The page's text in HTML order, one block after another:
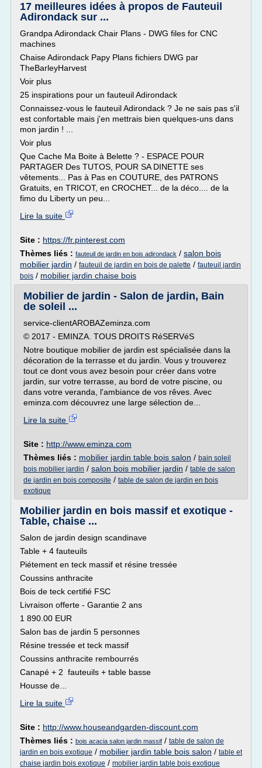
17 meilleures idées à propos de Fauteuil
Adirondack sur ...
Grandpa Adirondack Chair Plans - DWG files for CNC
machines
Chaise Adirondack Papy Plans fichiers DWG par
TheBarleyHarvest
Voir plus
25 inspirations pour un fauteuil Adirondack
Connaissez-vous le fauteuil Adirondack ? Je ne sais pas s'il
est confortable mais j'en mettrais bien quelques-uns dans
mon jardin ! ...
Voir plus
Que Cache Ma Boite à Belette ? - ESPACE POUR
PARTAGER Des TUTOS, POUR SA DINETTE ses
vêtements... Pas à Pas en COUTURE, des PATRONS
Gratuits, en TRICOT, en CROCHET... de la déco.... de la
fimo du Liberty un peu...
Lire la suite
Site : https://fr.pinterest.com
Thèmes liés : fauteuil de jardin en bois adirondack / salon bois
mobilier jardin / fauteuil de jardin en bois de palette / fauteuil jardin
bois / mobilier jardin chaise bois
Mobilier de jardin - Salon de jardin, Bain
de soleil ...
service-clientAROBAZeminza.com
© 2017 - EMINZA. TOUS DROITS RéSERVéS
Notre boutique mobilier de jardin est spécialisée dans la
décoration de la terrasse et du jardin. Vous y trouverez
tout ce dont vous avez besoin pour créer dans votre
jardin, sur votre terrasse, au bord de votre piscine, ou
dans votre veranda, l'ambiance de vos rêves. Avec
eminza.com découvrez une large sélection de...
Lire la suite
Site : http://www.eminza.com
Thèmes liés : mobilier jardin table bois salon / bain soleil
bois mobilier jardin / salon bois mobilier jardin / table de salon
de jardin en bois composite / table de salon de jardin en bois
exotique
Mobilier jardin en bois massif et exotique -
Table, chaise ...
Salon de jardin design scandinave
Table + 4 fauteuils
Piétement en teck massif et résine tressée
Coussins anthracite
Bois de teck certifié FSC
Livraison offerte - Garantie 2 ans
1 890.00 EUR
Salon bas de jardin 5 personnes
Résine tressée et teck massif
Coussins anthracite rembourrés
Canapé + 2 fauteuils + table basse
Housse de...
Lire la suite
Site : http://www.houseandgarden-discount.com
Thèmes liés : bois acacia salon jardin massif / table de salon de
jardin en bois exotique / mobilier jardin table bois salon / table et
chaise jardin bois exotique / mobilier jardin table bois exotique